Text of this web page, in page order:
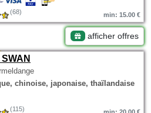
(68) min: 15.00 €
afficher offres
chinoise, japonaise, thaïlandaise
(115)